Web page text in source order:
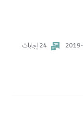
24 إجابات